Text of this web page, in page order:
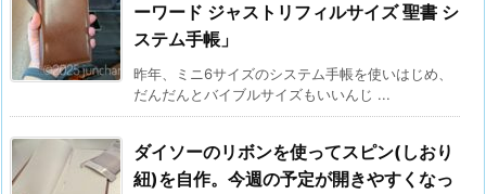
ーワード ジャストリフィルサイズ 聖書 シ
ステム手帳」
昨年、ミニ6サイズのシステム手帳を使いはじめ、
だんだんとバイブルサイズもいいんじ ...
ダイソーのリボンを使ってスピン(しおり
紐)を自作。今週の予定が開きやすくなっ